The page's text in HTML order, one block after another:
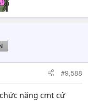
#9,588
năng cmt cứ